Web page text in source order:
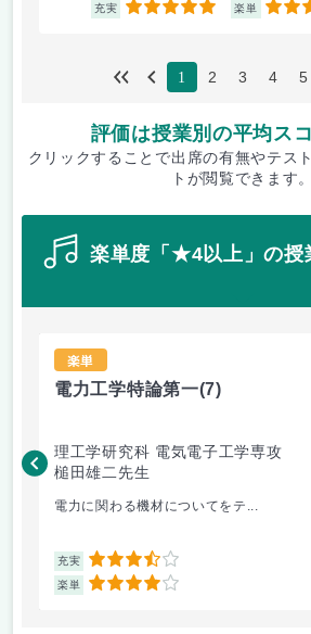
充実 5 楽単 3
1 2 3 4 5
評価は授業別の平均スコ
クリックすることで出席の有無やテス
トが閲覧できます。
楽単度「★4以上」の授
楽単
電力工学特論第一(7)
理工学研究科 電気電子工学専攻
槌田雄二先生
電力に関わる機材についてをテ...
充実 3.5
楽単 4